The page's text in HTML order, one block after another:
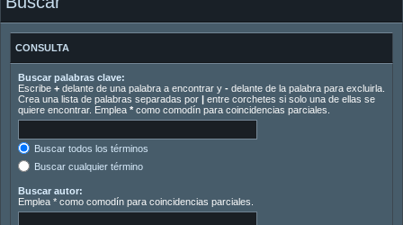
CONSULTA
Buscar palabras clave:
Escribe + delante de una palabra a encontrar y - delante de la palabra para excluirla.
Crea una lista de palabras separadas por | entre corchetes si solo una de ellas se
quiere encontrar. Emplea * como comodín para coincidencias parciales.
Buscar todos los términos
Buscar cualquier término
Buscar autor:
Emplea * como comodín para coincidencias parciales.